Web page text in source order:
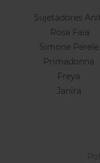
Sujetadores
Rosa Faia
Simone Perele
Primadonna
Freya
Janira